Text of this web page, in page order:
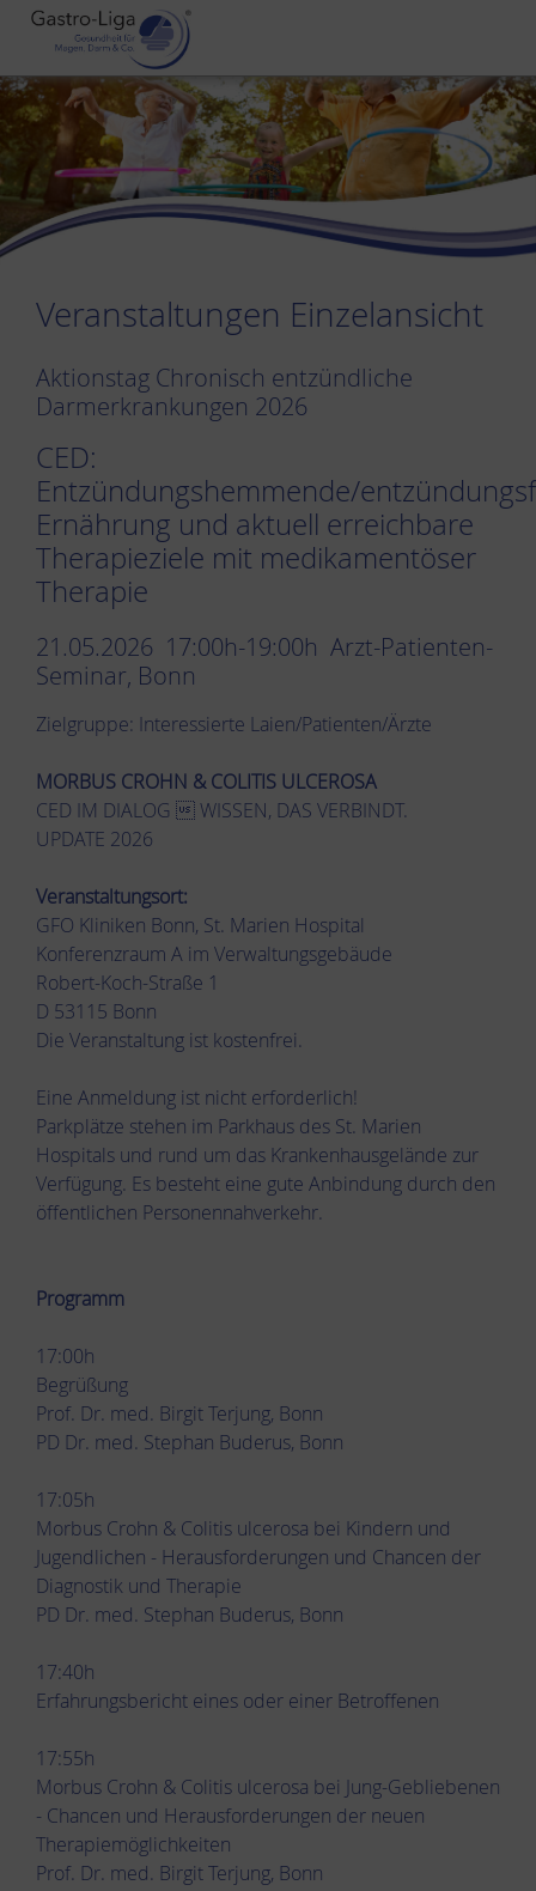
Veranstaltungen Einzelansicht
Aktionstag Chronisch entzündliche
Darmerkrankungen 2026
CED:
Entzündungshemmende/
Ernährung und aktuell erreichbare
Therapieziele mit medikamentöser
Therapie
21.05.2026 17:00h-19:00h Arzt-Patienten-
Seminar, Bonn
Zielgruppe: Interessierte Laien/Patienten/Ärzte
MORBUS CROHN & COLITIS ULCEROSA
CED IM DIALOG  WISSEN, DAS VERBINDT.
UPDATE 2026
Veranstaltungsort:
GFO Kliniken Bonn, St. Marien Hospital
Konferenzraum A im Verwaltungsgebäude
Robert-Koch-Straße 1
D 53115 Bonn
Die Veranstaltung ist kostenfrei.
Eine Anmeldung ist nicht erforderlich!
Parkplätze stehen im Parkhaus des St. Marien
Hospitals und rund um das Krankenhausgelände zur
Verfügung. Es besteht eine gute Anbindung durch den
öffentlichen Personennahverkehr.
Programm
17:00h
Begrüßung
Prof. Dr. med. Birgit Terjung, Bonn
PD Dr. med. Stephan Buderus, Bonn
17:05h
Morbus Crohn & Colitis ulcerosa bei Kindern und
Jugendlichen - Herausforderungen und Chancen der
Diagnostik und Therapie
PD Dr. med. Stephan Buderus, Bonn
17:40h
Erfahrungsbericht eines oder einer Betroffenen
17:55h
Morbus Crohn & Colitis ulcerosa bei Jung-Gebliebenen
- Chancen und Herausforderungen der neuen
Therapiemöglichkeiten
Prof. Dr. med. Birgit Terjung, Bonn